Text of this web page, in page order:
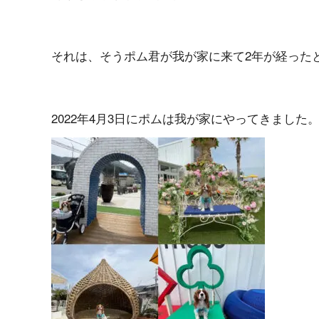
それは、そうポム君が我が家に来て2年が経った
2022年4月3日にポムは我が家にやってきました。